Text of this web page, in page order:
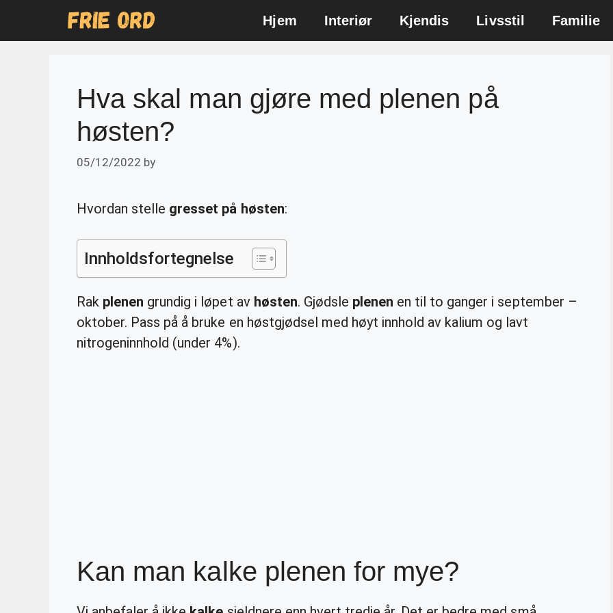
Hjem Interiør Kjendis Livsstil Familie
Hva skal man gjøre med plenen på
høsten?
05/12/2022 by
Hvordan stelle gresset på høsten:
Innholdsfortegnelse
Rak plenen grundig i løpet av høsten. Gjødsle plenen en til to ganger i september –
oktober. Pass på å bruke en høstgjødsel med høyt innhold av kalium og lavt
nitrogeninnhold (under 4%).
Kan man kalke plenen for mye?